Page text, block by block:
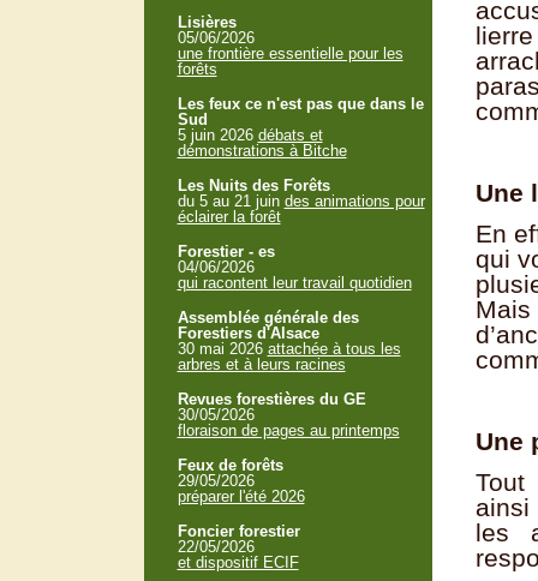
Une
En
qui
Mais
Une
ainsi
les
Lisières
05/06/2026
une frontière essentielle pour les
forêts
Les feux ce n'est pas que dans le
Sud
5 juin 2026 débats et
démonstrations à Bitche
Les Nuits des Forêts
du 5 au 21 juin des animations pour
éclairer la forêt
Forestier - es
04/06/2026
qui racontent leur travail quotidien
Assemblée générale des
Forestiers d'Alsace
30 mai 2026 attachée à tous les
arbres et à leurs racines
Revues forestières du GE
30/05/2026
floraison de pages au printemps
Feux de forêts
29/05/2026
préparer l'été 2026
Foncier forestier
22/05/2026
et dispositif ECIF